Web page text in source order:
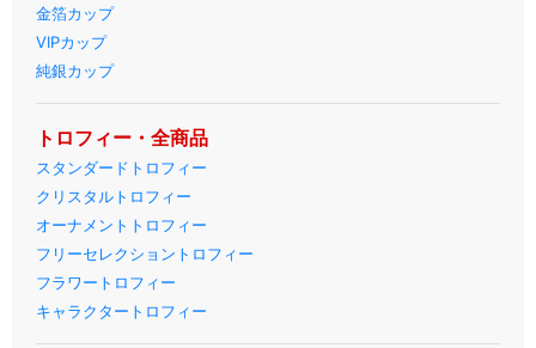
金箔カップ
VIPカップ
純銀カップ
トロフィー・全商品
スタンダードトロフィー
クリスタルトロフィー
オーナメントトロフィー
フリーセレクショントロフィー
フラワートロフィー
キャラクタートロフィー